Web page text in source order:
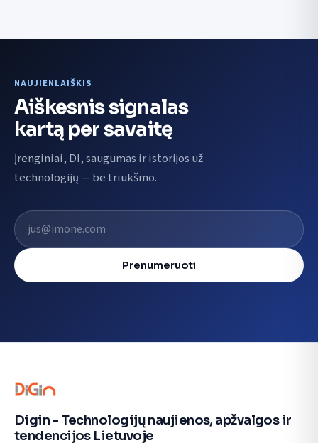
NAUJIENLAIŠKIS
Aiškesnis signalas
kartą per savaitę
Įrenginiai, DI, saugumas ir istorijos už
technologijų — be triukšmo.
El. pašto adresas
Prenumeruoti
Digin - Technologijų naujienos, apžvalgos ir
tendencijos Lietuvoje